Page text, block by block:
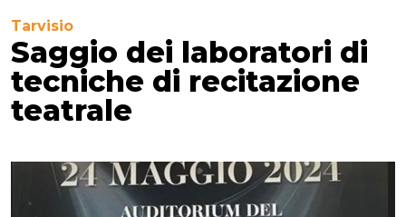
Tarvisio
Saggio dei laboratori di
tecniche di recitazione
teatrale